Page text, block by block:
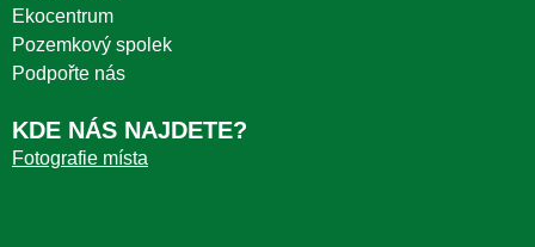
Ekocentrum
Pozemkový spolek
Podpořte nás
KDE NÁS NAJDETE?
Fotografie místa